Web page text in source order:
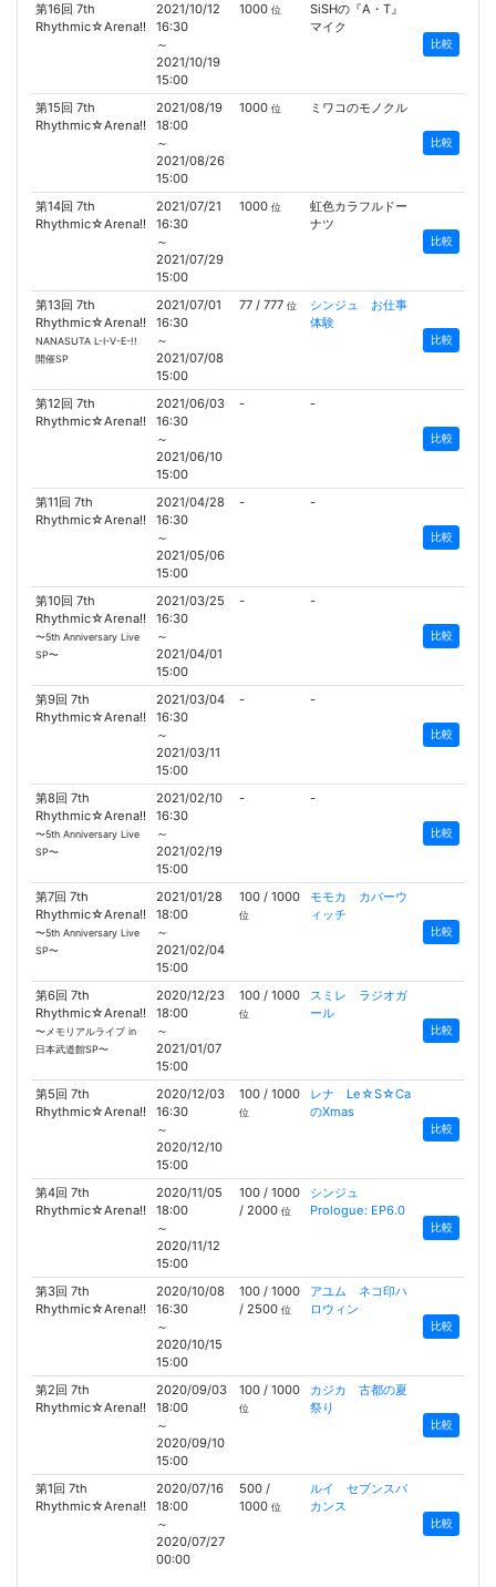
第16回 7th
Rhythmic☆Arena!!
2021/10/12
16:30
～
2021/10/19
15:00
1000位
SiSHの『A・T』
マイク
比較
第15回 7th
Rhythmic☆Arena!!
2021/08/19
18:00
～
2021/08/26
15:00
1000位 ミワコのモノクル
比較
第14回 7th
Rhythmic☆Arena!!
2021/07/21
16:30
～
2021/07/29
15:00
1000位
虹色カラフルドー
ナツ
比較
第13回 7th
Rhythmic☆Arena!!
NANASUTA L-I-V-E-!!
開催SP
2021/07/01
16:30
～
2021/07/08
15:00
77 / 777位
シンジュ お仕事
体験
比較
第12回 7th
Rhythmic☆Arena!!
2021/06/03
16:30
～
2021/06/10
15:00
- -
比較
第11回 7th
Rhythmic☆Arena!!
2021/04/28
16:30
～
2021/05/06
15:00
- -
比較
第10回 7th
Rhythmic☆Arena!!
〜5th Anniversary Live
SP〜
2021/03/25
16:30
～
2021/04/01
15:00
- -
比較
第9回 7th
Rhythmic☆Arena!!
2021/03/04
16:30
～
2021/03/11
15:00
- -
比較
第8回 7th
Rhythmic☆Arena!!
〜5th Anniversary Live
SP〜
2021/02/10
16:30
～
2021/02/19
15:00
- -
比較
第7回 7th
Rhythmic☆Arena!!
〜5th Anniversary Live
SP〜
2021/01/28
18:00
～
2021/02/04
15:00
100 / 1000
位
モモカ カバーウ
ィッチ
比較
第6回 7th
Rhythmic☆Arena!!
〜メモリアルライブ in
日本武道館SP〜
2020/12/23
18:00
～
2021/01/07
15:00
100 / 1000
位
スミレ ラジオガ
ール
比較
第5回 7th
Rhythmic☆Arena!!
2020/12/03
16:30
～
2020/12/10
15:00
100 / 1000
位
レナ Le☆S☆Ca
のXmas
比較
第4回 7th
Rhythmic☆Arena!!
2020/11/05
18:00
～
2020/11/12
15:00
100 / 1000
/ 2000位
シンジュ
Prologue: EP6.0
比較
第3回 7th
Rhythmic☆Arena!!
2020/10/08
16:30
～
2020/10/15
15:00
100 / 1000
/ 2500位
アユム ネコ印ハ
ロウィン
比較
第2回 7th
Rhythmic☆Arena!!
2020/09/03
18:00
～
2020/09/10
15:00
100 / 1000
位
カジカ 古都の夏
祭り
比較
第1回 7th
Rhythmic☆Arena!!
2020/07/16
18:00
～
2020/07/27
00:00
500 /
1000位
ルイ セブンスバ
カンス
比較